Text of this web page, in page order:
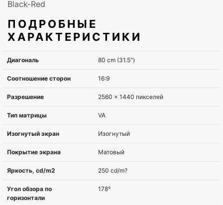
Black-Red
ПОДРОБНЫЕ
ХАРАКТЕРИСТИКИ